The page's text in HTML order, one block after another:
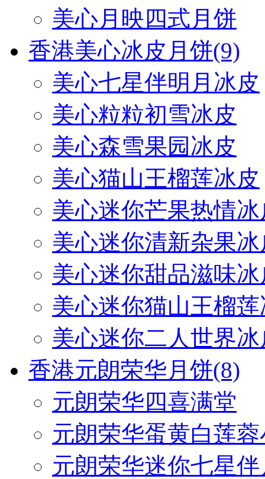
美心月映四式月饼
香港美心冰皮月饼(9)
美心七星伴明月冰皮
美心粒粒初雪冰皮
美心森雪果园冰皮
美心猫山王榴莲冰皮
美心迷你芒果热情冰
美心迷你清新杂果冰
美心迷你甜品滋味冰
美心迷你猫山王榴
美心迷你二人世界冰
香港元朗荣华月饼(8)
元朗荣华四喜满堂
元朗荣华蛋黄白莲
元朗荣华迷你七星